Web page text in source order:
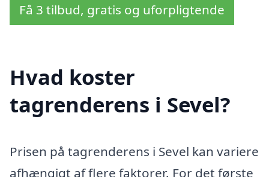
Få 3 tilbud, gratis og uforpligtende
Hvad koster
tagrenderens i Sevel?
Prisen på tagrenderens i Sevel kan variere
afhængigt af flere faktorer. For det første